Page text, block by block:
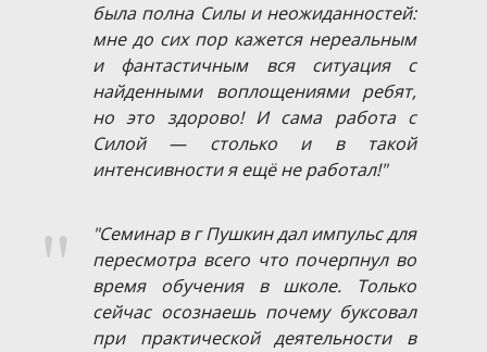
была полна Силы и неожиданностей:
мне до сих пор кажется нереальным
и фантастичным вся ситуация с
найденными воплощениями ребят,
но это здорово! И сама работа с
Силой — столько и в такой
интенсивности я ещё не работал!"
"Семинар в г Пушкин дал импульс для
пересмотра всего что почерпнул во
время обучения в школе. Только
сейчас осознаешь почему буксовал
при практической деятельности в